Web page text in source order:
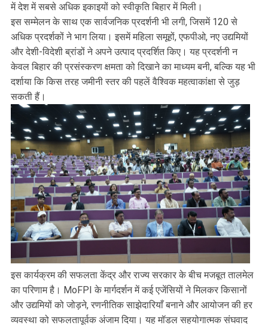
में देश में सबसे अधिक इकाइयों को स्वीकृति बिहार में मिली।
इस सम्मेलन के साथ एक सार्वजनिक प्रदर्शनी भी लगी, जिसमें 120 से
अधिक प्रदर्शकों ने भाग लिया। इसमें महिला समूहों, एफपीओ, नए उद्यमियों
और देशी-विदेशी ब्रांडों ने अपने उत्पाद प्रदर्शित किए। यह प्रदर्शनी न
केवल बिहार की प्रसंस्करण क्षमता को दिखाने का माध्यम बनी, बल्कि यह भी
दर्शाया कि किस तरह जमीनी स्तर की पहलें वैश्विक महत्वाकांक्षा से जुड़
सकती हैं।
इस कार्यक्रम की सफलता केंद्र और राज्य सरकार के बीच मजबूत तालमेल
का परिणाम है। MoFPI के मार्गदर्शन में कई एजेंसियों ने मिलकर किसानों
और उद्यमियों को जोड़ने, रणनीतिक साझेदारियाँ बनाने और आयोजन की हर
व्यवस्था को सफलतापूर्वक अंजाम दिया। यह मॉडल सहयोगात्मक संघवाद